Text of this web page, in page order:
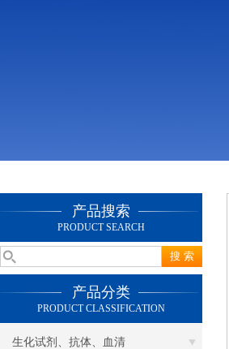
产品搜索
PRODUCT SEARCH
产品分类
PRODUCT CLASSIFICATION
生化试剂、抗体、血清